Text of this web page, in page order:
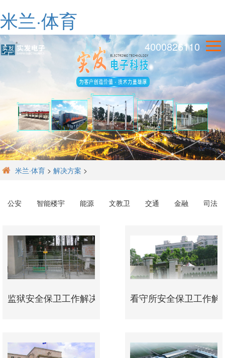
米兰·体育
4000826110
米兰·体育 > 解决方案 >
公安 智能楼宇 能源 文教卫 交通 金融 司法
监狱安全保卫工作解决方案 看守所安全保卫工作解